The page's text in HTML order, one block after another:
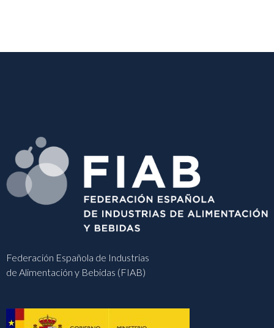
Federación Española de Industrias
de Alimentación y Bebidas (FIAB)